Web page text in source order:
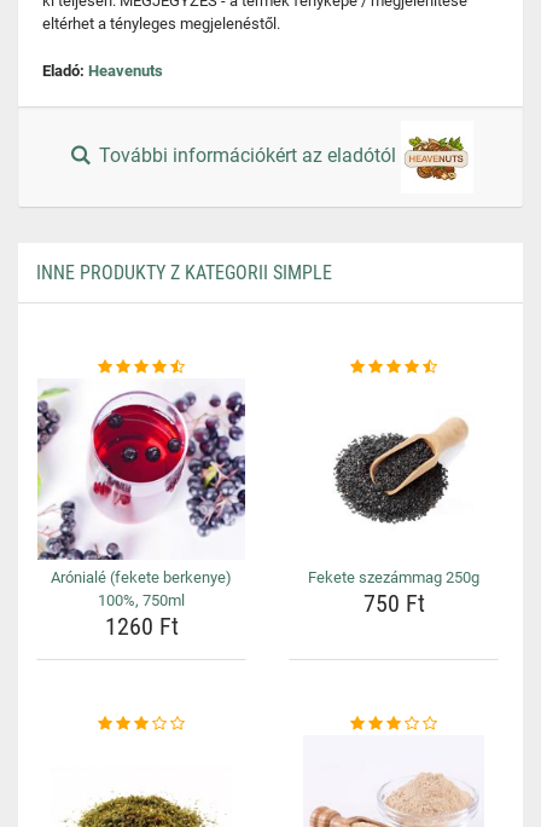
eltérhet a tényleges megjelenéstől.
Eladó: Heavenuts
További információkért az eladótól
INNE PRODUKTY Z KATEGORII SIMPLE
Arónialé (fekete berkenye)
100%, 750ml
1260 Ft
Fekete szezámmag 250g
750 Ft